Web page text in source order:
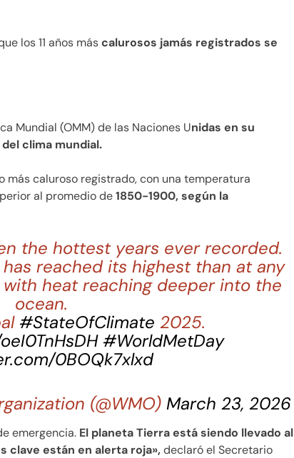
los 11 años máscalurosos jamás registrados se
Mundial (OMM) de las Naciones Unidas en su
clima mundial.
más caluroso registrado, con una temperatura
al promedio de1850-1900, según la
the hottest years ever recorded.
has reached its highest than at any
heat reaching deeper into the
ocean.
#StateOfClimate 2025.
#WorldMetDay
0BOQk7xlxd
(@WMO) March 23, 2026
emergencia. El planeta Tierra está siendo llevado al
clave están en alerta roja», declaró el Secretario